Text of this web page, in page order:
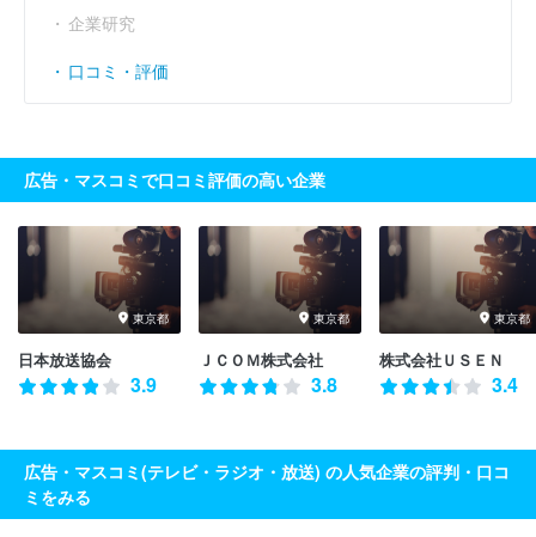
企業研究
口コミ・評価
広告・マスコミで口コミ評価の高い企業
東京都
日本放送協会
3.9
東京都
ＪＣＯＭ株式会社
3.8
東京都
株式会社ＵＳＥＮ
3.4
広告・マスコミ(テレビ・ラジオ・放送) の人気企業の評判・口コ
ミをみる